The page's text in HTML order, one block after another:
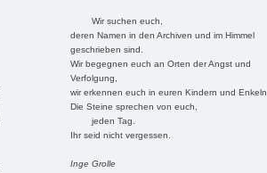
Wir suchen euch,
deren Namen in den Archiven und im Himmel
geschrieben sind.
Wir begegnen euch an Orten der Angst und
Verfolgung,
wir erkennen euch in euren Kindern und Enkeln.
Die Steine sprechen von euch,
jeden Tag.
Ihr seid nicht vergessen.
Inge Grolle